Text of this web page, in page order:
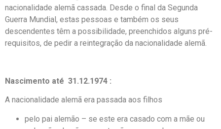
nacionalidade alemã cassada. Desde o final da Segunda
Guerra Mundial, estas pessoas e também os seus
descendentes têm a possibilidade, preenchidos alguns pré-
requisitos, de pedir a reintegração da nacionalidade alemã.
Nascimento até 31.12.1974 :
A nacionalidade alemã era passada aos filhos
pelo pai alemão – se este era casado com a mãe ou